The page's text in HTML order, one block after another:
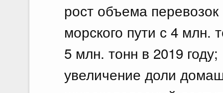
рост объема
морского пути с 4 млн.
5 млн. тонн в 2019 году;
увеличение доли